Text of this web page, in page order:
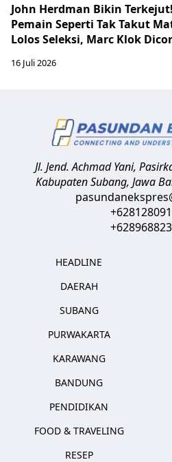
John Herdman Bikin
Pemain Seperti Tak Takut
Lolos Seleksi, Marc Klok
16 Juli 2026
Jl. Jend. Achmad Yani,
Kabupaten Subang, Jawa
HEADLINE
DAERAH
SUBANG
PURWAKARTA
KARAWANG
BANDUNG
PENDIDIKAN
FOOD & TRAVELING
RESEP